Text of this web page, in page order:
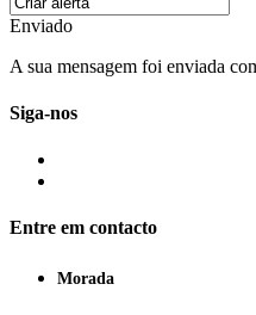
Enviado
A sua mensagem foi enviada
Siga-nos
Entre em contacto
Morada